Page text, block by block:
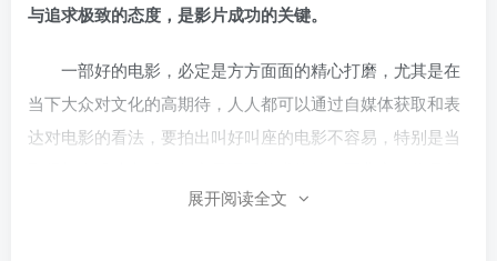
与追求极致的态度，是影片成功的关键。
一部好的电影，必定是方方面面的精心打磨，尤其是在
当下大众对文化的高期待，人人都可以通过自媒体获取和表
达对电影的看法，要拍出叫好叫座的电影不容易，特别是当
通过饺子“十年磨一剑”的经历，强调长期主义与抗
展开阅读全文